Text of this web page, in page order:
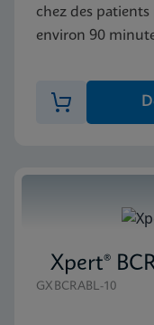
chez des
environ 90
Xpert®
GXBCRABL-10